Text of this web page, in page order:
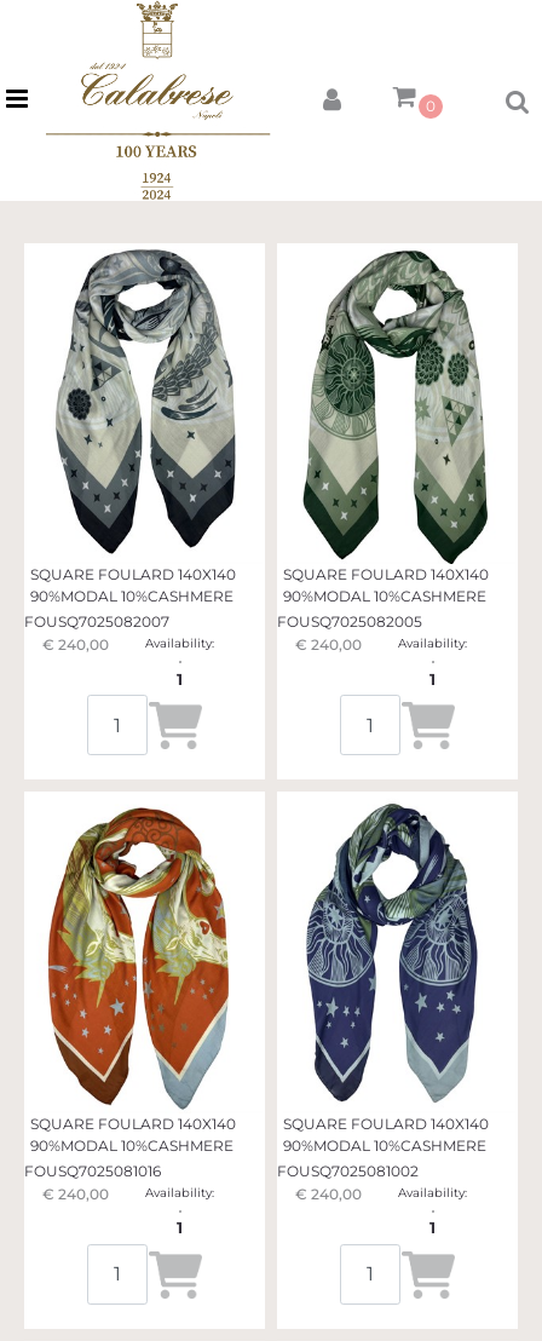
Open menu 0
SQUARE FOULARD 140X140
90%MODAL 10%CASHMERE
FOUSQ7025082007
€ 240,00
Availability:
1
Quantità
SQUARE FOULARD 140X140
90%MODAL 10%CASHMERE
FOUSQ7025082005
€ 240,00
Availability:
1
Quantità
SQUARE FOULARD 140X140
90%MODAL 10%CASHMERE
FOUSQ7025081016
€ 240,00
Availability:
1
Quantità
SQUARE FOULARD 140X140
90%MODAL 10%CASHMERE
FOUSQ7025081002
€ 240,00
Availability:
1
Quantità